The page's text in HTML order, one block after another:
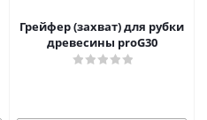
Грейфер (захват) для рубки
древесины proG30